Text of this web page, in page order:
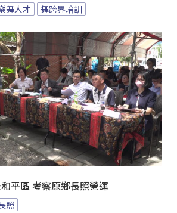
舞人才 舞跨界培訓
平區 考察原鄉長照營運
照